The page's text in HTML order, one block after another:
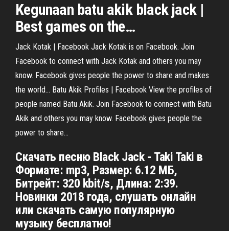
Kegunaan batu akik black jack|
Best games on the…
Jack Kotak | Facebook Jack Kotak is on Facebook. Join
Facebook to connect with Jack Kotak and others you may
know. Facebook gives people the power to share and makes
the world... Batu Akik Profiles | Facebook View the profiles of
people named Batu Akik. Join Facebook to connect with Batu
Akik and others you may know. Facebook gives people the
power to share...
Скачать песню Black Jack - Taki Taki в
Формате: mp3, Размер: 6.12 MБ,
Битрейт: 320 kbit/s, Длина: 2:39.
Новинки 2018 года, слушать онлайн
или скачать самую популярную
музыку бесплатно!